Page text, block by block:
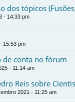
dos tópicos
- 14:33 pm
15:53 pm
de conta no fórum
- 11:14 am
Reis sobre
2021 - 11:25 am